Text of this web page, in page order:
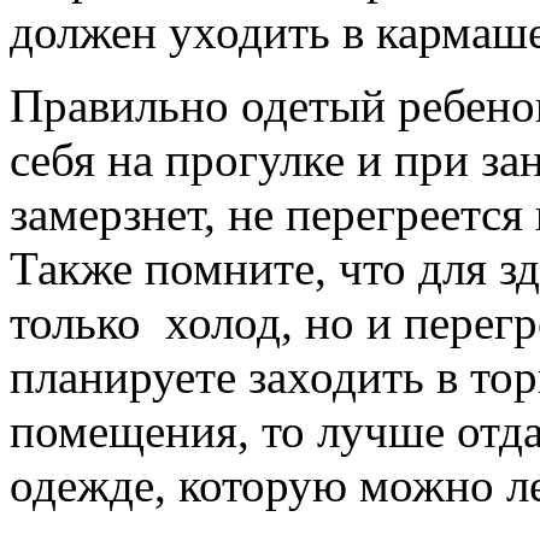
должен уходить в
Правильно одетый
себя на прогулке и при
замерзнет, не
Также помните, что для
только холод, но и
планируете заходить в
помещения, то лучше
одежде, которую можно